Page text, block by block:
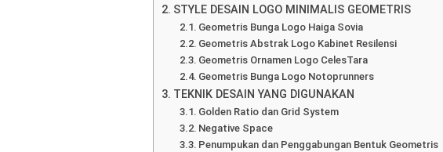
STYLE DESAIN LOGO MINIMALIS GEOMETRIS
Geometris Bunga Logo Haiga Sovia
Geometris Abstrak Logo Kabinet Resilensi
Geometris Ornamen Logo CelesTara
Geometris Bunga Logo Notoprunners
TEKNIK DESAIN YANG DIGUNAKAN
Golden Ratio dan Grid System
Negative Space
Penumpukan dan Penggabungan Bentuk Geometris